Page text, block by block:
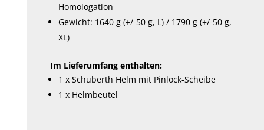
Homologation
Gewicht: 1640 g (+/-50 g, L) / 1790 g (+/-50 g,
XL)
Im Lieferumfang enthalten:
1 x Schuberth Helm mit Pinlock-Scheibe
1 x Helmbeutel